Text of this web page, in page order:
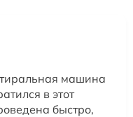
машина
в этот
быстро,